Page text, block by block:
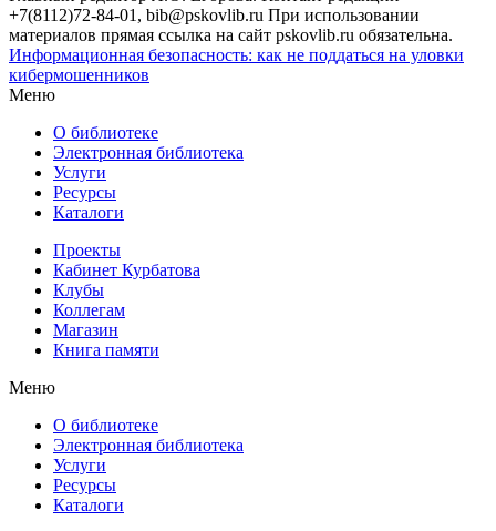
+7(8112)72-84-01, bib@pskovlib.ru При использовании
материалов прямая ссылка на сайт pskovlib.ru обязательна.
Информационная безопасность: как не поддаться на уловки
кибермошенников
Меню
О библиотеке
Электронная библиотека
Услуги
Ресурсы
Каталоги
Проекты
Кабинет Курбатова
Клубы
Коллегам
Магазин
Книга памяти
Меню
О библиотеке
Электронная библиотека
Услуги
Ресурсы
Каталоги